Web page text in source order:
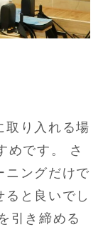
取り入れる場
めです。 さ
ニングだけで
ると良いでし
引き締める